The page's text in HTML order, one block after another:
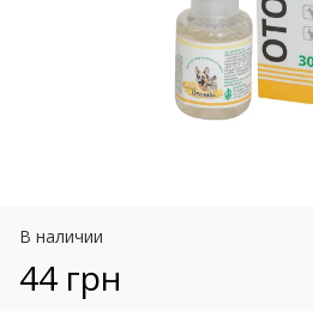
В наличии
44 грн